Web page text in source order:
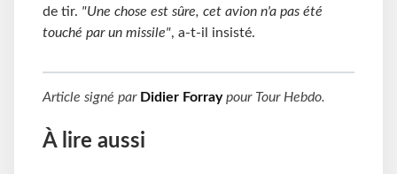
de tir. "Une chose est sûre, cet avion n'a pas été
touché par un missile", a-t-il insisté.
Article signé par Didier Forraypour Tour Hebdo.
À lire aussi